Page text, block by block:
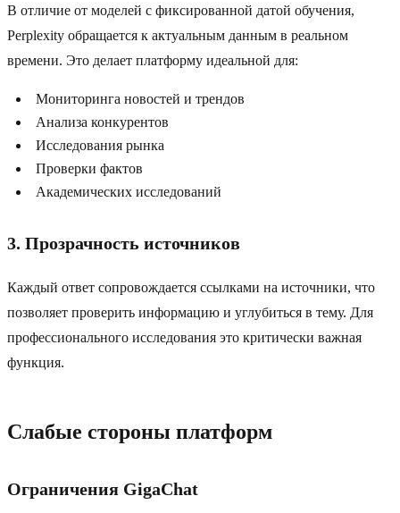
В отличие от моделей с фиксированной датой обучения,
Perplexity обращается к актуальным данным в реальном
времени. Это делает платформу идеальной для:
Мониторинга новостей и трендов
Анализа конкурентов
Исследования рынка
Проверки фактов
Академических исследований
3. Прозрачность источников
Каждый ответ сопровождается ссылками на источники, что
позволяет проверить информацию и углубиться в тему. Для
профессионального исследования это критически важная
функция.
Слабые стороны платформ
Ограничения GigaChat